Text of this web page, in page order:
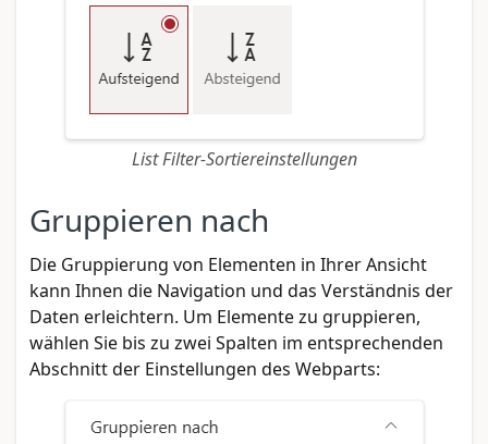
List Filter-Sortiereinstellungen
Gruppieren nach
Die Gruppierung von Elementen in Ihrer Ansicht
kann Ihnen die Navigation und das Verständnis der
Daten erleichtern. Um Elemente zu gruppieren,
wählen Sie bis zu zwei Spalten im entsprechenden
Abschnitt der Einstellungen des Webparts: